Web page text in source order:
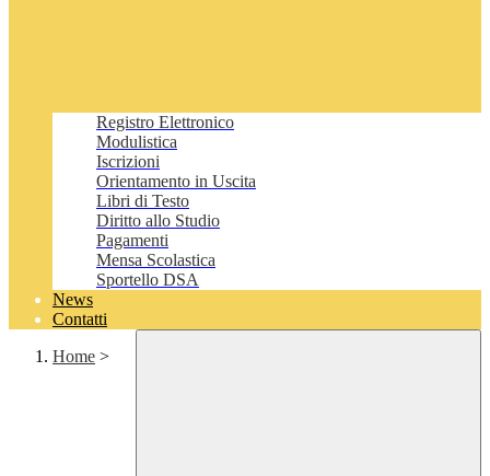
Registro Elettronico
Modulistica
Iscrizioni
Orientamento in Uscita
Libri di Testo
Diritto allo Studio
Pagamenti
Mensa Scolastica
Sportello DSA
News
Contatti
Home >